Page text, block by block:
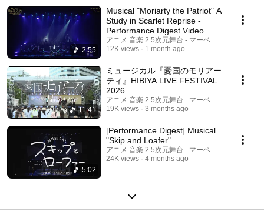
2:55
Musical "Moriarty the Patriot" A
Study in Scarlet Reprise -
Performance Digest Video
アニメ 音楽 2.5次元舞台 - マーベラス公式チャン
12K views
1 month ago
11:41
ミュージカル『憂国のモリアー
ティ』HIBIYA LIVE FESTIVAL
2026
アニメ 音楽 2.5次元舞台 - マーベラス公式チャン
19K views
3 months ago
5:02
[Performance Digest] Musical
"Skip and Loafer"
アニメ 音楽 2.5次元舞台 - マーベラス公式チャン
24K views
4 months ago